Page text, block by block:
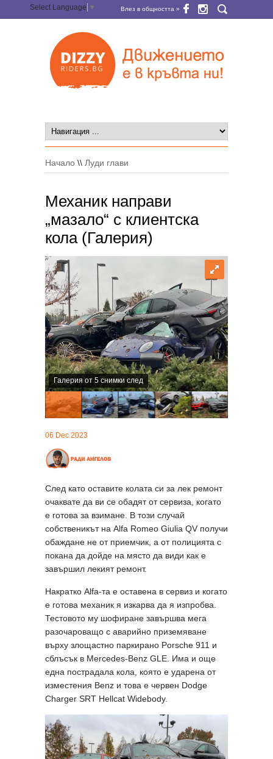
Select Language ▼ Влез в общността »
Начало \\ Луди глави
Механик направи
„мазало“ с клиентска
кола (Галерия)
Галерия от 5 снимки след
06 Dec 2023
След като оставите колата си за лек ремонт
очаквате да ви се обадят от сервиза, когато
е готова за взимане. В този случай
собственикът на Alfa Romeo Giulia QV получи
обаждане не от приемчик, а от полицията с
покана да дойде на място да види как е
завършил лекият ремонт.
Накратко Alfa-та е оставена в сервиз и когато
е готова механик я изкарва да я изпробва.
Тестовото му шофиране завършва мега
разочароващо с аварийно приземяване
върху злощастно паркирано Porsche 911 и
сблъсък в Mercedes-Benz GLE. Има и още
една пострадала кола, която е ударена от
изместения Benz и това е червен Dodge
Charger SRT Hellcat Widebody.